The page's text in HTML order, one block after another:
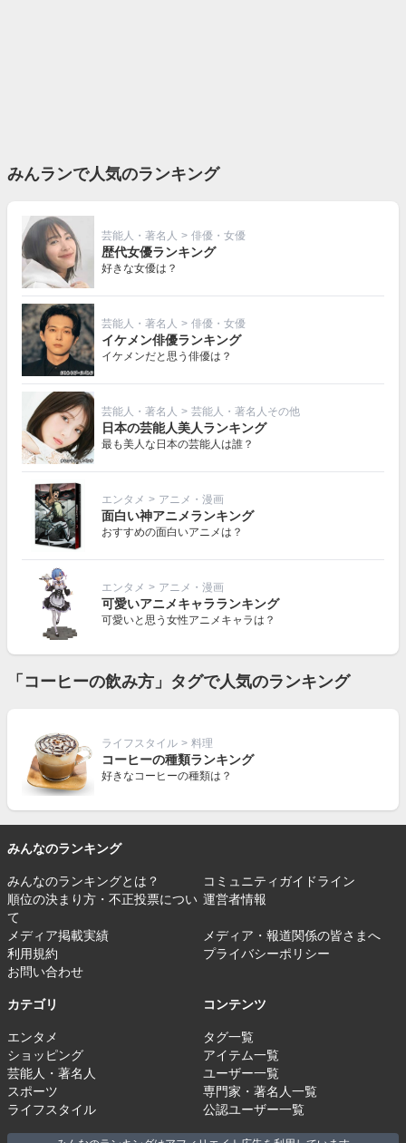
みんランで人気のランキング
芸能人・著名人 > 俳優・女優
歴代女優ランキング
好きな女優は？
芸能人・著名人 > 俳優・女優
イケメン俳優ランキング
イケメンだと思う俳優は？
芸能人・著名人 > 芸能人・著名人その他
日本の芸能人美人ランキング
最も美人な日本の芸能人は誰？
エンタメ > アニメ・漫画
面白い神アニメランキング
おすすめの面白いアニメは？
エンタメ > アニメ・漫画
可愛いアニメキャラランキング
可愛いと思う女性アニメキャラは？
「コーヒーの飲み方」タグで人気のランキング
ライフスタイル > 料理
コーヒーの種類ランキング
好きなコーヒーの種類は？
みんなのランキング
みんなのランキングとは？
コミュニティガイドライン
順位の決まり方・不正投票につい
て
運営者情報
メディア掲載実績
メディア・報道関係の皆さまへ
利用規約
プライバシーポリシー
お問い合わせ
カテゴリ
エンタメ
ショッピング
芸能人・著名人
スポーツ
ライフスタイル
コンテンツ
タグ一覧
アイテム一覧
ユーザー一覧
専門家・著名人一覧
公認ユーザー一覧